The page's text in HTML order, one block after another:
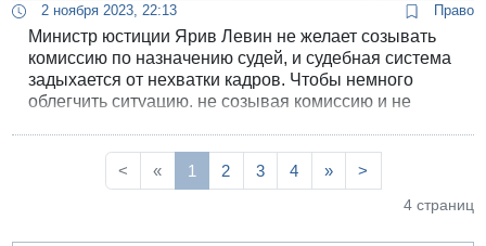
2 ноября 2023, 22:13 Право
Министр юстиции Ярив Левин не желает созывать
комиссию по назначению судей, и судебная система
задыхается от нехватки кадров. Чтобы немного
облегчить ситуацию, не созывая комиссию и не
Верховного суда Узи Фогельманом о возвращении
на работу 14 судей-пенсионеров.
< « 1 2 3 4 » >
4 страниц